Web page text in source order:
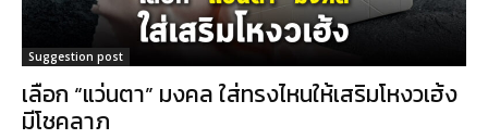
Suggestion post
เลือก “แว่นตา” มงคล ใส่ทรงไหนให้เสริมโหงวเฮ้ง
มีโชคลาภ